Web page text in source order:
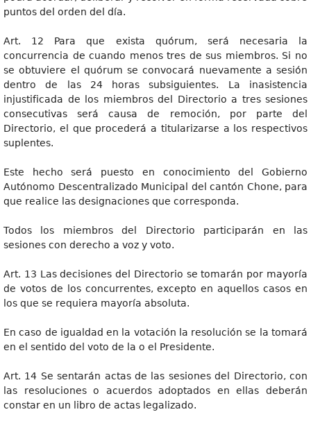
puntos del orden del día.
Art. 12 Para que exista quórum, será necesaria la
concurrencia de cuando menos tres de sus miembros. Si no
se obtuviere el quórum se convocará nuevamente a sesión
dentro de las 24 horas subsiguientes. La inasistencia
injustificada de los miembros del Directorio a tres sesiones
consecutivas será causa de remoción, por parte del
Directorio, el que procederá a titularizarse a los respectivos
suplentes.
Este hecho será puesto en conocimiento del Gobierno
Autónomo Descentralizado Municipal del cantón Chone, para
que realice las designaciones que corresponda.
Todos los miembros del Directorio participarán en las
sesiones con derecho a voz y voto.
Art. 13 Las decisiones del Directorio se tomarán por mayoría
de votos de los concurrentes, excepto en aquellos casos en
los que se requiera mayoría absoluta.
En caso de igualdad en la votación la resolución se la tomará
en el sentido del voto de la o el Presidente.
Art. 14 Se sentarán actas de las sesiones del Directorio, con
las resoluciones o acuerdos adoptados en ellas deberán
constar en un libro de actas legalizado.